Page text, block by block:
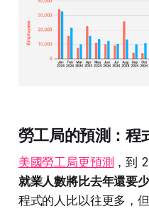
勞工局的預測：程
美國勞工局更預測 ，到
就業人數將比去年還要
程式的人比以往更多，